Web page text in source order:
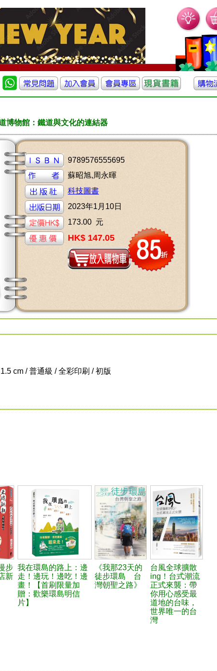
博物館：鐵道與文化的連結器
9789576555695
蘇昭旭,周永暉
科技圖書
2023年1月10日
173.00 元
HK$ 147.05
cm / 普通級 / 全彩印刷 / 初版
步
新
我在環島的路上：邊
走！邊玩！邊吃！邊
畫！【首刷限量加
贈：歡樂環島明信
片】
《我那23天的
徒步環島 台
灣朝聖之路》
台風全球擴散
ing！台式潮流
正式來襲：帶
你用心感受最
道地的台味，
世界唯一的台
灣